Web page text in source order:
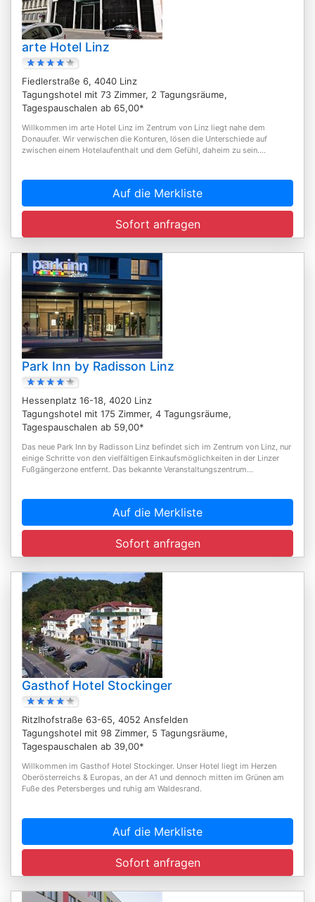
arte Hotel Linz
Fiedlerstraße 6, 4040 Linz
Tagungshotel mit 73 Zimmer, 2 Tagungsräume,
Tagespauschalen ab 65,00*
Willkommen im arte Hotel Linz im Zentrum von Linz liegt nahe dem
Donauufer. Wir verwischen die Konturen, lösen die Unterschiede auf
zwischen einem Hotelaufenthalt und dem Gefühl, daheim zu sein....
Auf die Merkliste
Sofort anfragen
Park Inn by Radisson Linz
Hessenplatz 16-18, 4020 Linz
Tagungshotel mit 175 Zimmer, 4 Tagungsräume,
Tagespauschalen ab 59,00*
Das neue Park Inn by Radisson Linz befindet sich im Zentrum von Linz, nur
einige Schritte von den vielfältigen Einkaufsmöglichkeiten in der Linzer
Fußgängerzone entfernt. Das bekannte Veranstaltungszentrum...
Auf die Merkliste
Sofort anfragen
Gasthof Hotel Stockinger
Ritzlhofstraße 63-65, 4052 Ansfelden
Tagungshotel mit 98 Zimmer, 5 Tagungsräume,
Tagespauschalen ab 39,00*
Willkommen im Gasthof Hotel Stockinger. Unser Hotel liegt im Herzen
Oberösterreichs & Europas, an der A1 und dennoch mitten im Grünen am
Fuße des Petersberges und ruhig am Waldesrand.
Auf die Merkliste
Sofort anfragen